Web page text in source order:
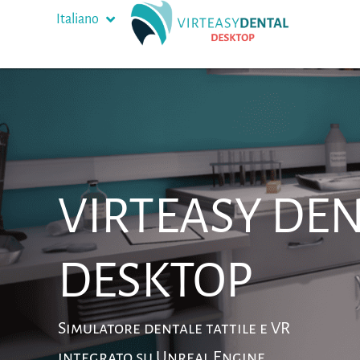
Italiano
Русский
VIRTEASY
DESKTOP
Simulatore dentale tattile e VR